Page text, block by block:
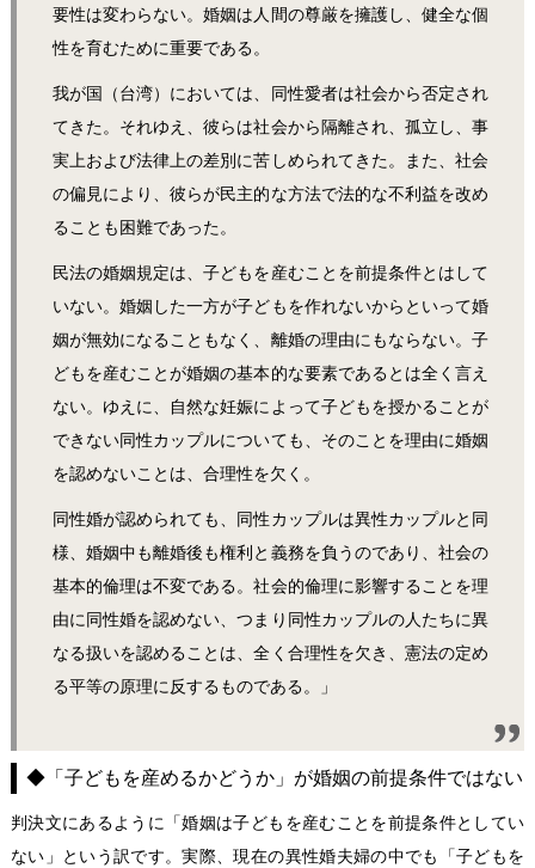
要性は変わらない。婚姻は人間の尊厳を擁護し、健全な個
性を育むために重要である。
我が国（台湾）においては、同性愛者は社会から否定され
てきた。それゆえ、彼らは社会から隔離され、孤立し、事
実上および法律上の差別に苦しめられてきた。また、社会
の偏見により、彼らが民主的な方法で法的な不利益を改め
ることも困難であった。
民法の婚姻規定は、子どもを産むことを前提条件とはして
いない。婚姻した一方が子どもを作れないからといって婚
姻が無効になることもなく、離婚の理由にもならない。子
どもを産むことが婚姻の基本的な要素であるとは全く言え
ない。ゆえに、自然な妊娠によって子どもを授かることが
できない同性カップルについても、そのことを理由に婚姻
を認めないことは、合理性を欠く。
同性婚が認められても、同性カップルは異性カップルと同
様、婚姻中も離婚後も権利と義務を負うのであり、社会の
基本的倫理は不変である。社会的倫理に影響することを理
由に同性婚を認めない、つまり同性カップルの人たちに異
なる扱いを認めることは、全く合理性を欠き、憲法の定め
る平等の原理に反するものである。」
◆「子どもを産めるかどうか」が婚姻の前提条件ではない
判決文にあるように「婚姻は子どもを産むことを前提条件としてい
ない」という訳です。実際、現在の異性婚夫婦の中でも「子どもを